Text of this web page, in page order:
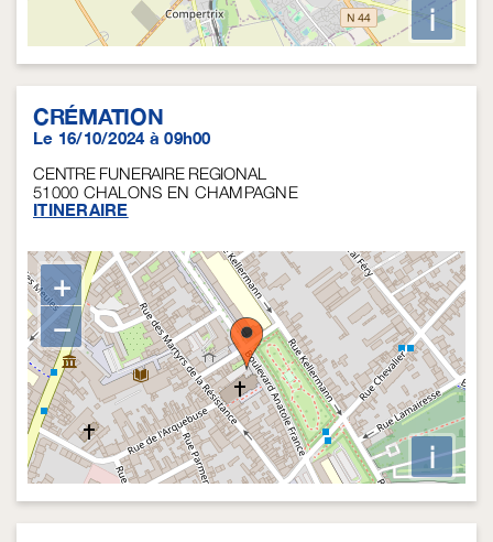
i
CRÉMATION
Le 16/10/2024 à 09h00
CENTRE FUNERAIRE REGIONAL
51000 CHALONS EN CHAMPAGNE
ITINERAIRE
+
−
i